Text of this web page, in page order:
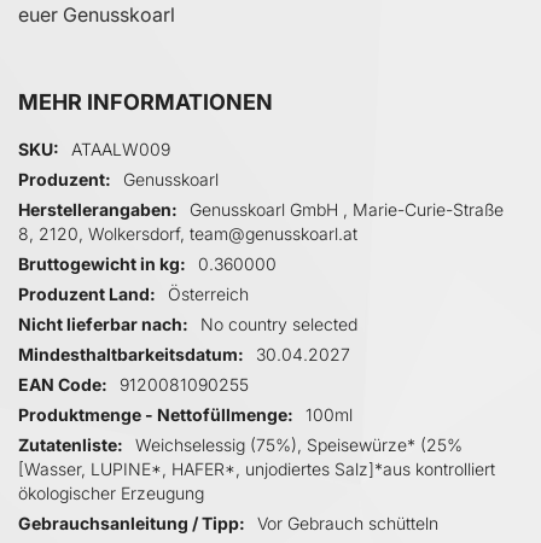
euer Genusskoarl
MEHR INFORMATIONEN
Mehr Informationen
SKU
ATAALW009
Produzent
Genusskoarl
Herstellerangaben
Genusskoarl GmbH , Marie-Curie-Straße
8, 2120, Wolkersdorf, team@genusskoarl.at
Bruttogewicht in kg
0.360000
Produzent Land
Österreich
Nicht lieferbar nach
No country selected
Mindesthaltbarkeitsdatum
30.04.2027
EAN Code
9120081090255
Produktmenge - Nettofüllmenge
100ml
Zutatenliste
Weichselessig (75%), Speisewürze* (25%
[Wasser, LUPINE*, HAFER*, unjodiertes Salz]*aus kontrolliert
ökologischer Erzeugung
Gebrauchsanleitung / Tipp
Vor Gebrauch schütteln